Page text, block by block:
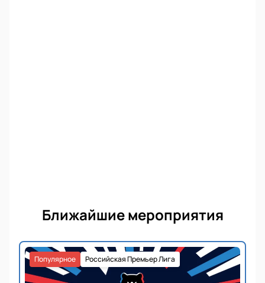
Ближайшие мероприятия
Российская Премьер Лига
Популярное